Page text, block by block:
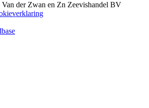
der Zwan en Zn Zeevishandel BV